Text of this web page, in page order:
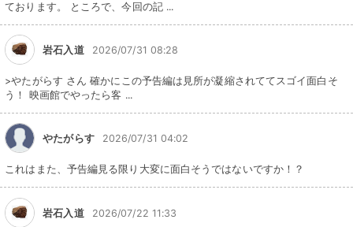
ております。 ところで、今回の記 ...
岩石入道 2026/07/31 08:28
>やたがらす さん 確かにこの予告編は見所が凝縮されててスゴイ面白そ
う！ 映画館でやったら客 ...
やたがらす 2026/07/31 04:02
これはまた、予告編見る限り大変に面白そうではないですか！？
岩石入道 2026/07/22 11:33